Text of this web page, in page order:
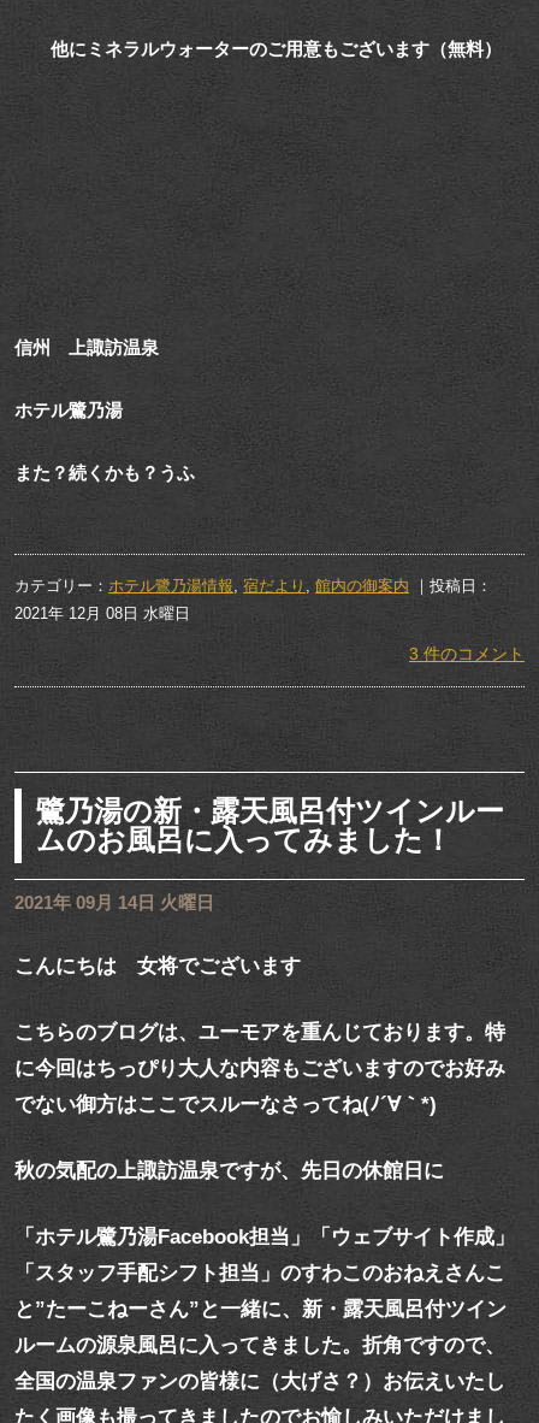
他にミネラルウォーターのご用意もございます（無料）
信州 上諏訪温泉
ホテル鷺乃湯
また？続くかも？うふ
カテゴリー： ホテル鷺乃湯情報 宿だより 館内の御案内 ｜投稿日：
2021年 12月 08日 水曜日
3 件のコメント
鷺乃湯の新・露天風呂付ツインルー
ムのお風呂に入ってみました！
2021年 09月 14日 火曜日
こんにちは 女将でございます
こちらのブログは、ユーモアを重んじております。特
に今回はちっぴり大人な内容もございますのでお好み
でない御方はここでスルーなさってね(ﾉ´∀｀*)
秋の気配の上諏訪温泉ですが、先日の休館日に
「ホテル鷺乃湯Facebook担当」「ウェブサイト作成」
「スタッフ手配シフト担当」のすわこのおねえさんこ
と”たーこねーさん”と一緒に、新・露天風呂付ツイン
ルームの源泉風呂に入ってきました。折角ですので、
全国の温泉ファンの皆様に（大げさ？）お伝えいたし
たく画像も撮ってきましたのでお愉しみいただけまし